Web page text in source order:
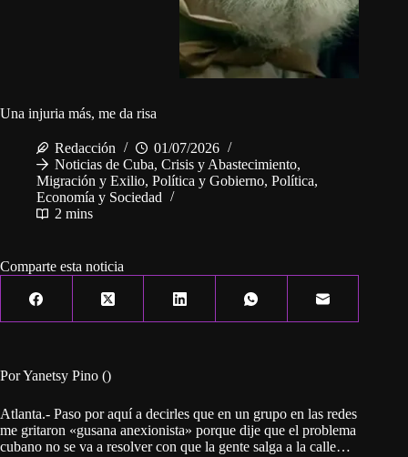
Una injuria más, me da risa
Redacción
01/07/2026
Noticias de Cuba, Crisis y Abastecimiento,
Migración y Exilio, Política y Gobierno, Política,
Economía y Sociedad
2 mins
Comparte esta noticia
Por Yanetsy Pino ()
Atlanta.- Paso por aquí a decirles que en un grupo en las redes
me gritaron «gusana anexionista» porque dije que el problema
cubano no se va a resolver con que la gente salga a la calle…